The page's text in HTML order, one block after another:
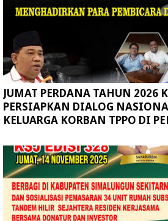
JUMAT PERDANA TAHUN 2026
PERSIAPKAN DIALOG
KELUARGA KORBAN TPPO DI